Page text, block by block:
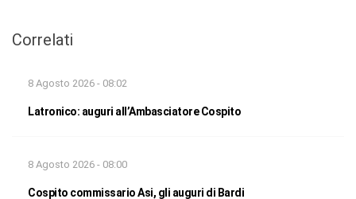
Correlati
8 Agosto 2026 - 08:02
Latronico: auguri all’Ambasciatore Cospito
8 Agosto 2026 - 08:00
Cospito commissario Asi, gli auguri di Bardi